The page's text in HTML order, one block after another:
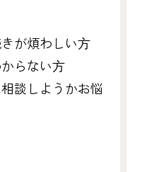
が煩わしい⽅
らない⽅
談しようかお悩